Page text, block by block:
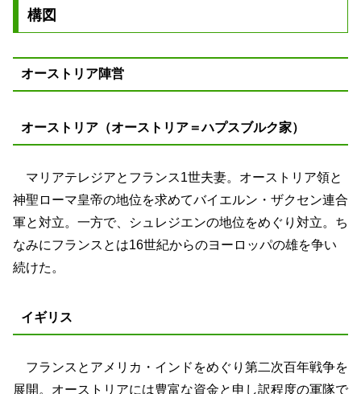
構図
オーストリア陣営
オーストリア（オーストリア＝ハプスブルク家）
マリアテレジアとフランス1世夫妻。オーストリア領と
神聖ローマ皇帝の地位を求めてバイエルン・ザクセン連合
軍と対立。一方で、シュレジエンの地位をめぐり対立。ち
なみにフランスとは16世紀からのヨーロッパの雄を争い
続けた。
イギリス
フランスとアメリカ・インドをめぐり第二次百年戦争を
展開。オーストリアには豊富な資金と申し訳程度の軍隊で